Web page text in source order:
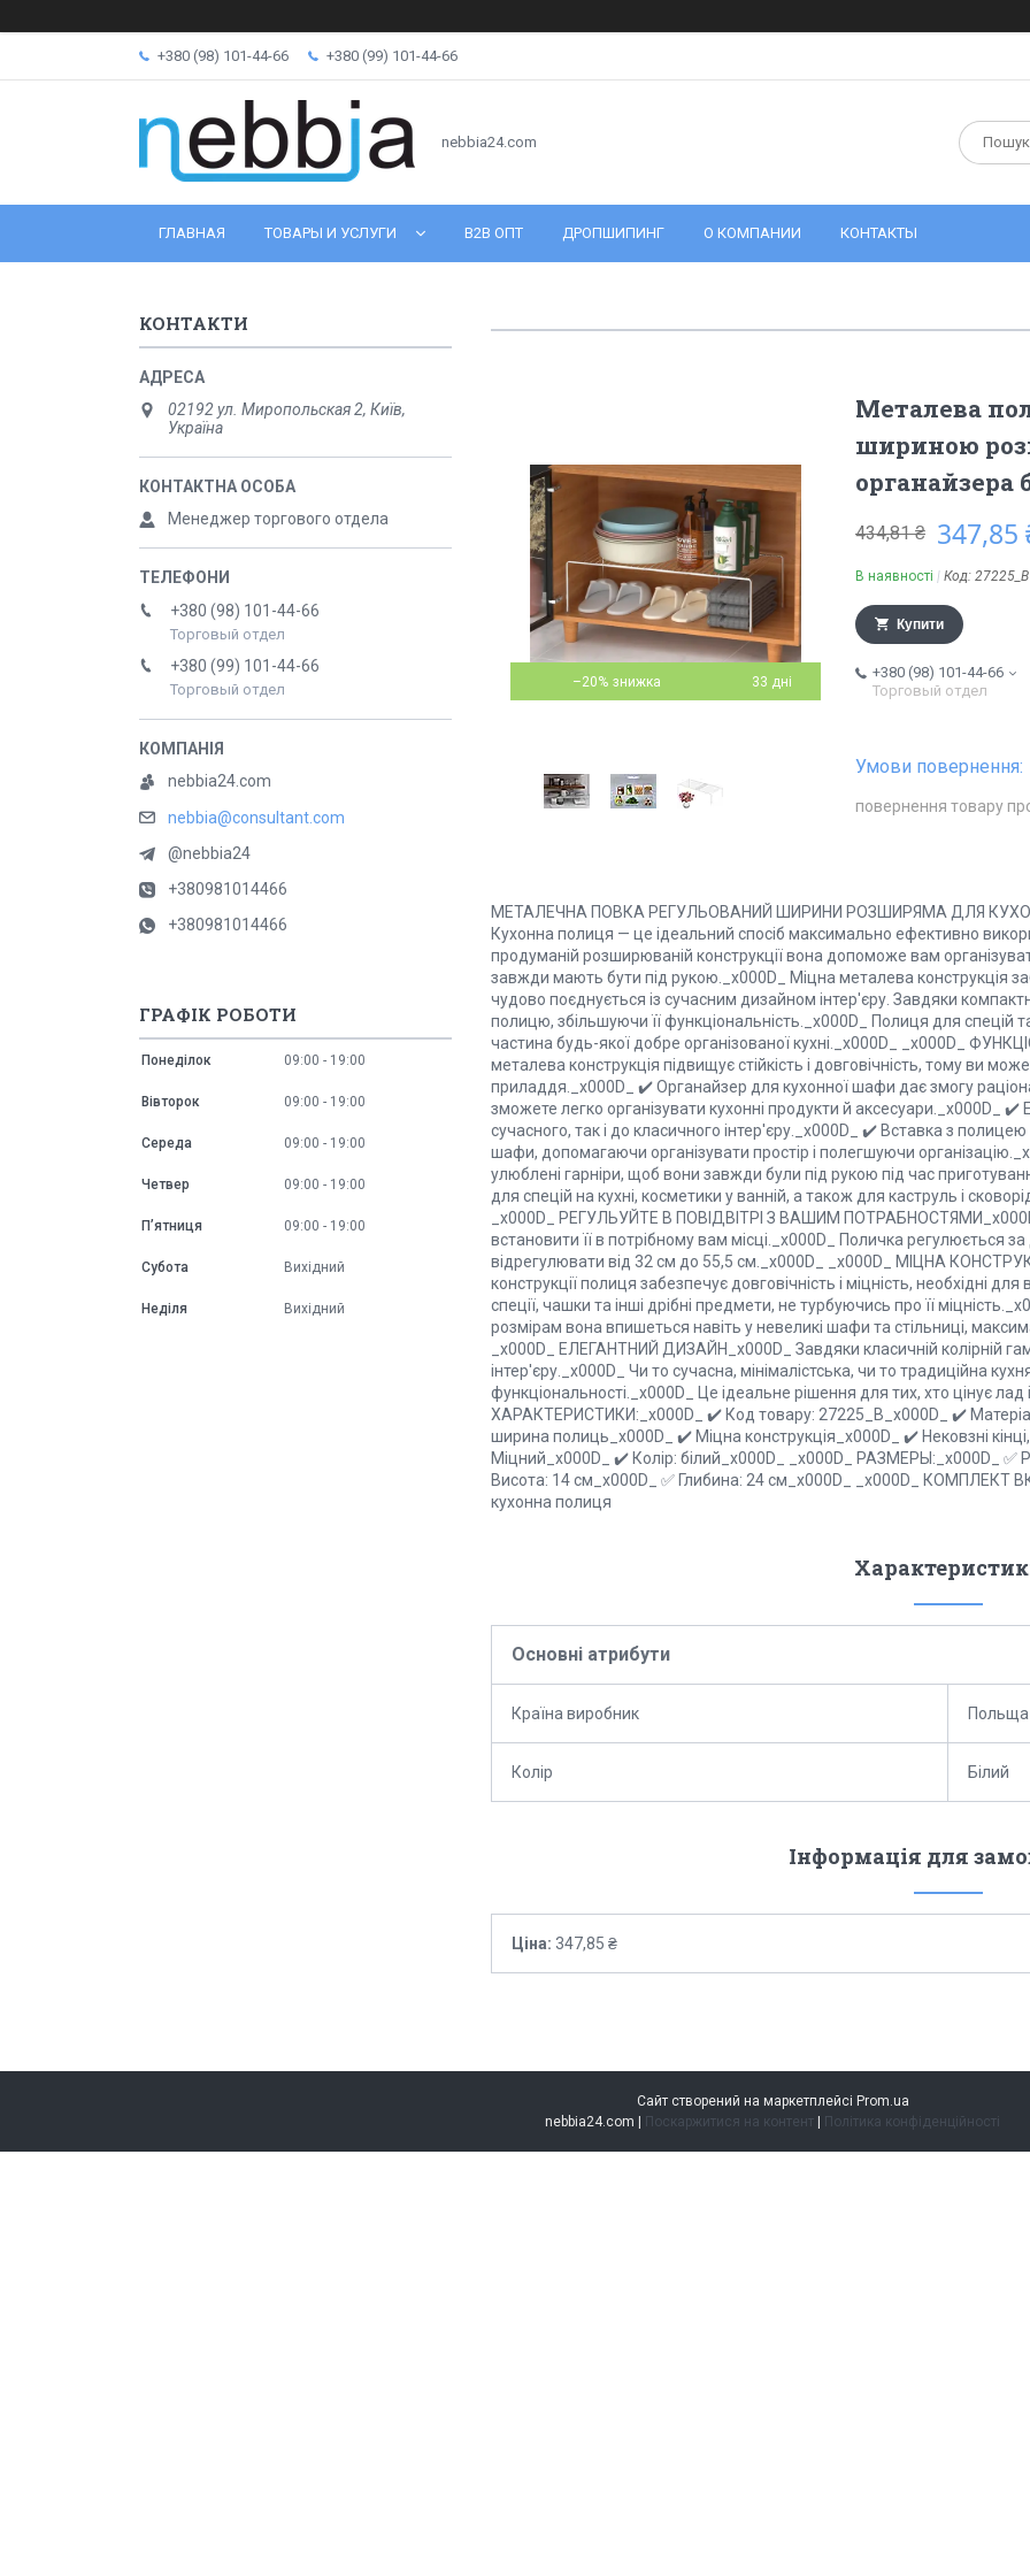
+380 (98) 101-44-66 +380 (99) 101-44-66
nebbia24.com
ГЛАВНАЯ ТОВАРЫ И УСЛУГИ B2B ОПТ ДРОПШИПИНГ О КОМПАНИИ КОНТАКТЫ
–20% 33 дні
Металева
шириною
органайзера
434,81 ₴ 347,85
В наявності Код: 27225_B
Купити
+380 (98) 101-44-66
Торговый отдел
повернення товару
МЕТАЛЕЧНА ПОВКА РЕГУЛЬОВАНИЙ ШИРИНИ РОЗШИРЯМА ДЛЯ
Кухонна полиця — це ідеальний спосіб максимально ефективно
продуманій розширюваній конструкції вона допоможе вам
завжди мають бути під рукою._x000D_ Міцна металева конструкція
чудово поєднується із сучасним дизайном інтер'єру. Завдяки
полицю, збільшуючи її функціональність._x000D_ Полиця для спецій
частина будь-якої добре організованої кухні._x000D_ _x000D_
металева конструкція підвищує стійкість і довговічність, тому ви
приладдя._x000D_ ✔️ Органайзер для кухонної шафи дає змогу
зможете легко організувати кухонні продукти й аксесуари._x000D_
сучасного, так і до класичного інтер'єру._x000D_ ✔️ Вставка з
шафи, допомагаючи організувати простір і полегшуючи
улюблені гарніри, щоб вони завжди були під рукою під час
для спецій на кухні, косметики у ванній, а також для каструль і
_x000D_ РЕГУЛЬУЙТЕ В ПОВІДВІТРІ З ВАШИМ
встановити її в потрібному вам місці._x000D_ Поличка регулюється
відрегулювати від 32 см до 55,5 см._x000D_ _x000D_ МІЦНА
конструкції полиця забезпечує довговічність і міцність, необхідні
спеції, чашки та інші дрібні предмети, не турбуючись про її
розмірам вона впишеться навіть у невеликі шафи та стільниці,
_x000D_ ЕЛЕГАНТНИЙ ДИЗАЙН_x000D_ Завдяки класичній колірній
інтер'єру._x000D_ Чи то сучасна, мінімалістська, чи то традиційна
функціональності._x000D_ Це ідеальне рішення для тих, хто цінує лад
ХАРАКТЕРИСТИКИ:_x000D_ ✔️ Код товару: 27225_B_x000D_ ✔️
ширина полиць_x000D_ ✔️ Міцна конструкція_x000D_ ✔️ Нековзні
Міцний_x000D_ ✔️ Колір: білий_x000D_ _x000D_ РАЗМЕРЫ:_x000D_ ✅
Висота: 14 см_x000D_ ✅ Глибина: 24 см_x000D_ _x000D_
кухонна полиця
Основні атрибути
Країна виробник Польща
Колір Білий
Інформація для
Ціна: 347,85 ₴
КОНТАКТИ
02192 ул. Миропольская 2, Київ,
Україна
Менеджер торгового отдела
+380 (98) 101-44-66
Торговый отдел
+380 (99) 101-44-66
Торговый отдел
nebbia24.com
nebbia@consultant.com
@nebbia24
+380981014466
+380981014466
ГРАФІК РОБОТИ
Понеділок 09:00 19:00
Вівторок 09:00 19:00
Середа 09:00 19:00
Четвер 09:00 19:00
Пʼятниця 09:00 19:00
Субота Вихідний
Неділя Вихідний
Сайт створений на маркетплейсі Prom.ua
Поскаржитися на контент Політика конфіденційності